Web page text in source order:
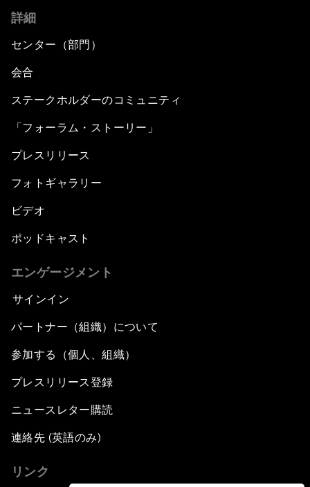
詳細
センター（部門）
会合
ステークホルダーのコミュニティ
「フォーラム・ストーリー」
プレスリリース
フォトギャラリー
ビデオ
ポッドキャスト
エンゲージメント
サインイン
パートナー（組織）について
参加する（個人、組織）
プレスリリース登録
ニュースレター購読
連絡先 (英語のみ)
リンク